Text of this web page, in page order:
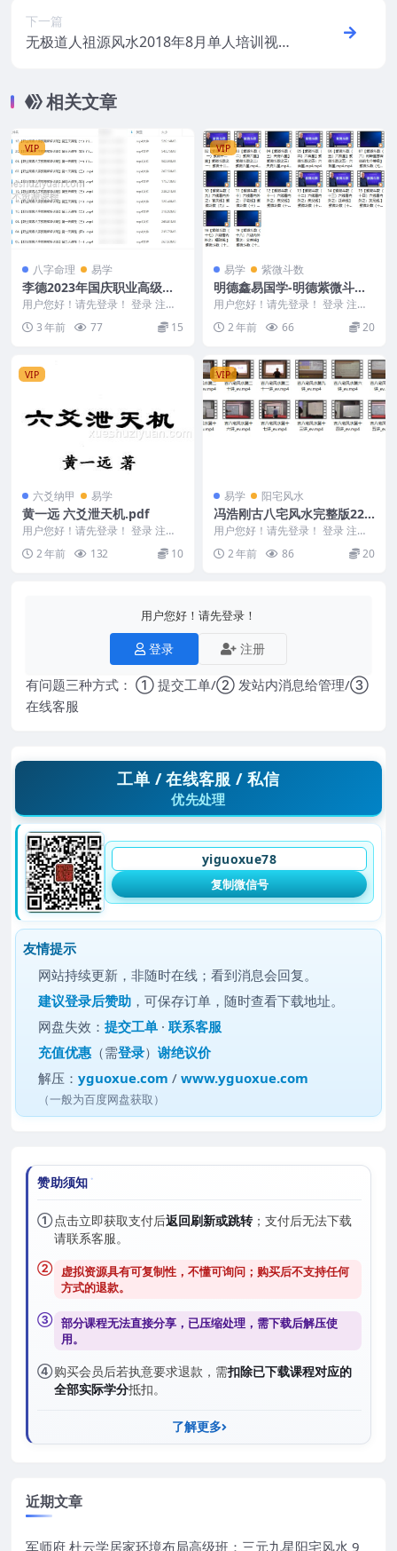
下一篇
无极道人祖源风水2018年8月单人培训视频
相关文章
VIP
八字命理 易学
李德2023年国庆职业高级八
字预测师培训班20集视频
用户您好！请先登录！ 登录 注册
李德2023年国庆职业高级八字预
测师培训班 2...
3 年前 77 15
VIP
易学 紫微斗数
明德鑫易国学-明德紫微斗数
明德紫微斗数
用户您好！请先登录！ 登录 注册
明德鑫易国学-明德紫微斗数明德
紫微斗数 241...
2 年前 66 20
VIP
六爻纳甲 易学
黄一远 六爻泄天机.pdf
用户您好！请先登录！ 登录 注册
黄一远 六爻泄天机.pdf 24050132
-... 2 年前 132 10
VIP
易学 阳宅风水
冯浩刚古八宅风水完整版22
集11个小时
用户您好！请先登录！ 登录 注册
冯浩刚古八宅风水完整版22集11
个小时 241...
2 年前 86 20
用户您好！请先登录！
登录 注册
有问题三种方式： ① 提交工单/② 发站内消息给管理/③
在线客服
工单 / 在线客服 / 私信
优先处理
yiguoxue78
复制微信号
友情提示
网站持续更新，非随时在线；看到消息会回复。
建议登录后赞助 ，可保存订单，随时查看下载地址。
网盘失效：提交工单 ·联系客服
充值优惠 （需登录）谢绝议价
解压：yguoxue.com /www.yguoxue.com
（一般为百度网盘获取）
赞助须知
①点击立即获取支付后返回刷新或跳转；支付后无法下载
请联系客服。
② 虚拟资源具有可复制性，不懂可询问；购买后不支持任何
方式的退款。
③ 部分课程无法直接分享，已压缩处理，需下载后解压使
用。
④购买会员后若执意要求退款，需扣除已下载课程对应的
全部实际学分抵扣。
了解更多
近期文章
军师府 杜云学居家环境布局高级班：三元九星阳宅风水 9